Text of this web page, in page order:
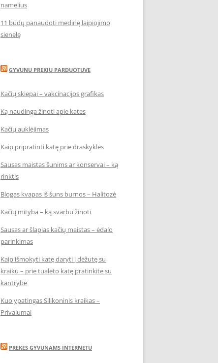
namelius
11 būdų panaudoti medinę laipiojimo
sienelę
GYVUNU PREKIU PARDUOTUVE
Kačių skiepai – vakcinacijos grafikas
Ką naudinga žinoti apie kates
Kačių auklėjimas
Kaip pripratinti katę prie draskyklės
Sausas maistas šunims ar konservai – ką
rinktis
Blogas kvapas iš šuns burnos – Halitozė
Kačių mityba – ką svarbu žinoti
Sausas ar šlapias kačių maistas – ėdalo
parinkimas
Kaip išmokyti katę daryti į dėžutę su
kraiku – prie tualeto katę pratinkite su
kantrybe
Kuo ypatingas Silikoninis kraikas –
Privalumai
PREKES GYVUNAMS INTERNETU